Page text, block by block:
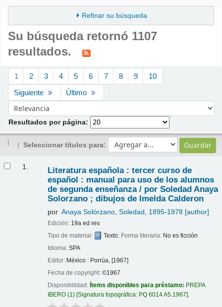
Refinar su búsqueda
Su búsqueda retornó 1107
resultados.
1 2 3 4 5 6 7 8 9
10
Siguiente
Último
Ordenar por:
Resultados por página:
Seleccionar títulos para:
1.
Literatura española : tercer curso de
español : manual para uso de los alumnos
de segunda enseñanza / por Soledad Anaya
Solorzano ; dibujos de Imelda Calderon
por Anaya Solórzano, Soledad, 1895-1978[author]
Edición: 19a ed rev.
Tipo de material:
Texto; Forma literaria: No es ficción
Idioma: SPA
Editor: México : Porrúa, [1967]
Fecha de copyright: ©1967
Disponibilidad: Ítems disponibles para préstamo: PREPA
IBERO(1) Signatura topográfica: PQ 6014 A5.1967 .